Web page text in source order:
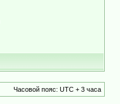
Часовой пояс: UTC + 3 часа